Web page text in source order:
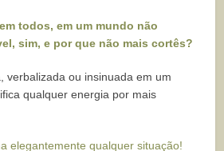
todos, em um mundo não
sim, e por que não mais cortês?
verbalizada ou insinuada em um
qualquer energia por mais
elegantemente qualquer situação!